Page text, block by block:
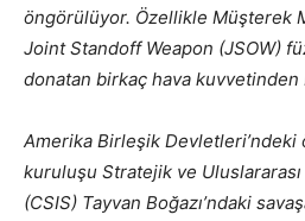
öngörülüyor. Özellikle Müşterek
Joint Standoff Weapon (JSOW)
donatan birkaç hava
Amerika Birleşik Devletleri’ndeki
kuruluşu Stratejik ve
(CSIS) Tayvan Boğazı’ndaki